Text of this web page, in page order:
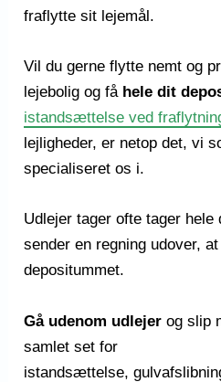
fraflytte sit lejemål.
Vil du gerne flytte nemt og
lejebolig og få hele dit
istandsættelse ved
lejligheder, er netop det, vi
specialiseret os i.
Udlejer tager ofte tager hele
sender en regning udover,
depositummet.
Gå udenom udlejer og slip
samlet set for
istandsættelse,